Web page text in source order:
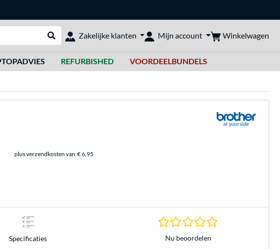
Webshop doorzoeken
Zakelijke klanten Mijn account Winkelwagen
REFURBISHED VOORDEELBUNDELS
plus verzendkosten van € 6,95
Specificaties
0.0 sterren
Nu beoordelen